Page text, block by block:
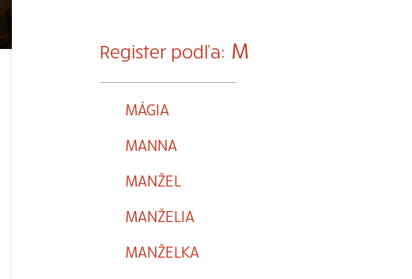
Register podľa: M
MÁGIA
MANNA
MANŽEL
MANŽELIA
MANŽELKA